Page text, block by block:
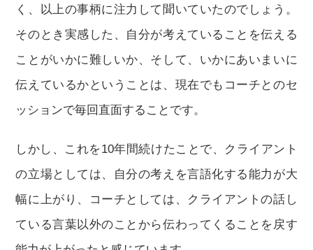
く、以上の事柄に注力して聞いていたのでしょう。
そのとき実感した、自分が考えていることを伝える
ことがいかに難しいか、そして、いかにあいまいに
伝えているかということは、現在でもコーチとのセ
ッションで毎回直面することです。
しかし、これを10年間続けたことで、クライアント
の立場としては、自分の考えを言語化する能力が大
幅に上がり、コーチとしては、クライアントの話し
ている言葉以外のことから伝わってくることを戻す